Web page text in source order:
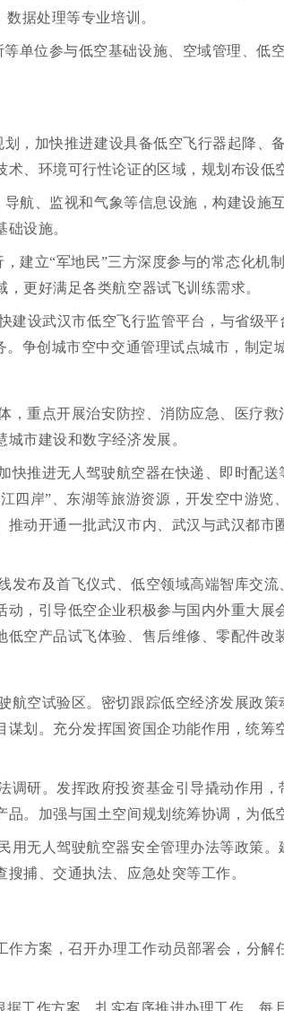
据处理等专业培训。
单位参与低空基础设施、空域管理、低
，加快推进建设具备低空飞行器起降、
、环境可行性论证的区域，规划布设低
航、监视和气象等信息设施，构建设施
设施。
建立“军地民”三方深度参与的常态化机
更好满足各类航空器试飞训练需求。
建设武汉市低空飞行监管平台，与省级
争创城市空中交通管理试点城市，制定
，重点开展治安防控、消防应急、医疗
市建设和数字经济发展。
快推进无人驾驶航空器在快递、即时配
四岸”、东湖等旅游资源，开发空中游览
动开通一批武汉市内、武汉与武汉都市
发布及首飞仪式、低空领域高端智库交
，引导低空企业积极参与国内外重大展
空产品试飞体验、售后维修、零配件改
航空试验区。密切跟踪低空经济发展政
划。充分发挥国资国企功能作用，统
调研。发挥政府投资基金引导撬动作用
。加强与国土空间规划统筹协调，为低
用无人驾驶航空器安全管理办法等政策
捕、交通执法、应急处突等工作。
作方案，召开办理工作动员部署会，分
据工作方案，扎实有序推进办理工作，